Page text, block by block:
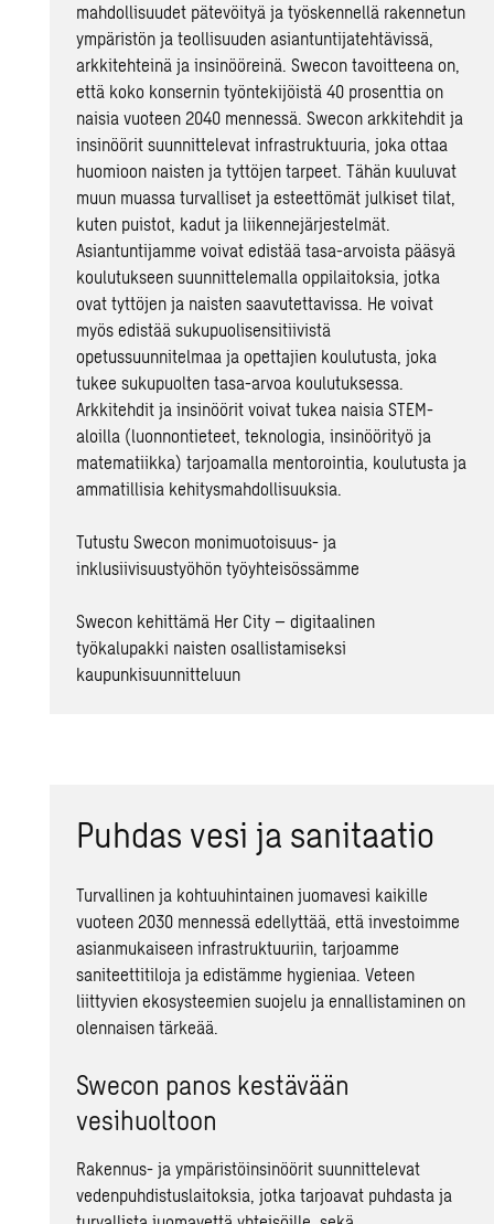
mahdollisuudet pätevöityä ja työskennellä rakennetun
ympäristön ja teollisuuden asiantuntijatehtävissä,
arkkitehteinä ja insinööreinä. Swecon tavoitteena on,
että koko konsernin työntekijöistä 40 prosenttia on
naisia vuoteen 2040 mennessä. Swecon arkkitehdit ja
insinöörit suunnittelevat infrastruktuuria, joka ottaa
huomioon naisten ja tyttöjen tarpeet. Tähän kuuluvat
muun muassa turvalliset ja esteettömät julkiset tilat,
kuten puistot, kadut ja liikennejärjestelmät.
Asiantuntijamme voivat edistää tasa-arvoista pääsyä
koulutukseen suunnittelemalla oppilaitoksia, jotka
ovat tyttöjen ja naisten saavutettavissa. He voivat
myös edistää sukupuolisensitiivistä
opetussuunnitelmaa ja opettajien koulutusta, joka
tukee sukupuolten tasa-arvoa koulutuksessa.
Arkkitehdit ja insinöörit voivat tukea naisia STEM-
aloilla (luonnontieteet, teknologia, insinöörityö ja
matematiikka) tarjoamalla mentorointia, koulutusta ja
ammatillisia kehitysmahdollisuuksia.
Tutustu Swecon monimuotoisuus- ja
inklusiivisuustyöhön työyhteisössämme
Swecon kehittämä Her City – digitaalinen
työkalupakki naisten osallistamiseksi
kaupunkisuunnitteluun
Puhdas vesi ja sanitaatio
Turvallinen ja kohtuuhintainen juomavesi kaikille
vuoteen 2030 mennessä edellyttää, että investoimme
asianmukaiseen infrastruktuuriin, tarjoamme
saniteettitiloja ja edistämme hygieniaa. Veteen
liittyvien ekosysteemien suojelu ja ennallistaminen on
olennaisen tärkeää.
Swecon panos kestävään
vesihuoltoon
Rakennus- ja ympäristöinsinöörit suunnittelevat
vedenpuhdistuslaitoksia, jotka tarjoavat puhdasta ja